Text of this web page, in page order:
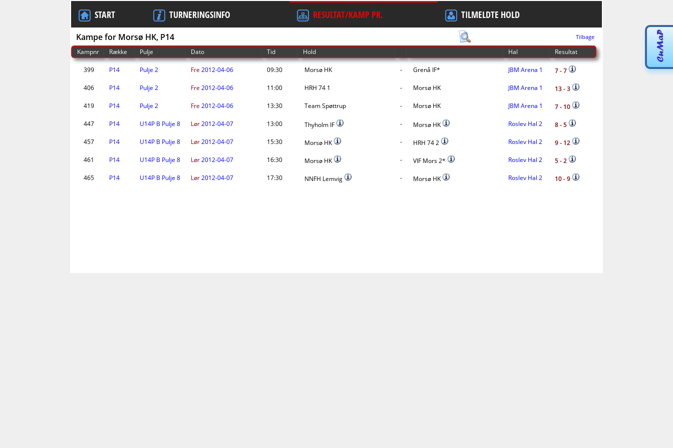
START TURNERINGSINFO RESULTAT/KAMP PR. TILMELDTE HOLD
Kampe for Morsø HK, P14 Tilbage
Kampnr Række Pulje Dato Tid Hold Hal Resultat
399 P14 Pulje 2 Fre 2012-04-06 09:30 Morsø HK - Grenå IF* JBM Arena 1
7 - 7
406
P14 Pulje 2 Fre 2012-04-06 11:00 HRH 74 1 - Morsø HK JBM Arena 1
13 - 3
419
P14 Pulje 2 Fre 2012-04-06 13:30 Team Spøttrup - Morsø HK JBM Arena 1
7 - 10
447
P14 U14P B Pulje 8 Lør2012-04-07 13:00 Thyholm IF - Morsø HK Roslev Hal 2
8 - 5
457
P14 U14P B Pulje 8 Lør2012-04-07 15:30 Morsø HK - HRH 74 2 Roslev Hal 2
9 - 12
461
P14 U14P B Pulje 8 Lør2012-04-07 16:30 Morsø HK - VIF Mors 2* Roslev Hal 2
5 - 2
465
P14 U14P B Pulje 8 Lør2012-04-07 17:30 NNFH Lemvig - Morsø HK Roslev Hal 2 10 - 9